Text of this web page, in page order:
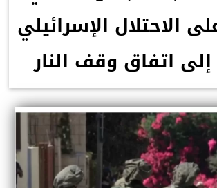
الاحتلال الإسرائيلي
إلى اتفاق وقف النار